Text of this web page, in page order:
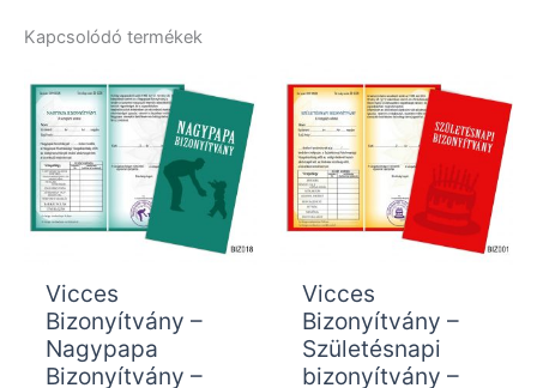
Kapcsolódó termékek
Vicces
Bizonyítvány –
Nagypapa
Bizonyítvány –
Vicces
Bizonyítvány –
Születésnapi
bizonyítvány –